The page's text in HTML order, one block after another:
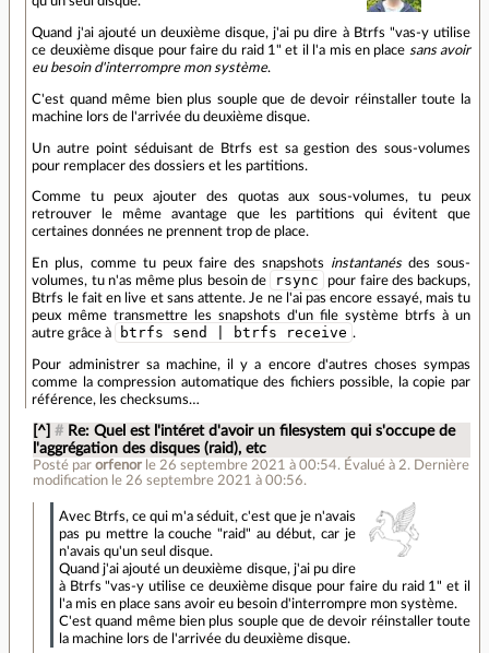
Quand j'ai ajouté un deuxième disque, j'ai pu dire à Btrfs "vas-y utilise
ce deuxième disque pour faire du raid 1" et il l'a mis en place sans avoir
eu besoin d'interrompre mon système.
C'est quand même bien plus souple que de devoir réinstaller toute la
machine lors de l'arrivée du deuxième disque.
Un autre point séduisant de Btrfs est sa gestion des sous-volumes
pour remplacer des dossiers et les partitions.
Comme tu peux ajouter des quotas aux sous-volumes, tu peux
retrouver le même avantage que les partitions qui évitent que
certaines données ne prennent trop de place.
En plus, comme tu peux faire des snapshots instantanésdes sous-
volumes, tu n'as même plus besoin de
rsync
pour faire des backups,
Btrfs le fait en live et sans attente. Je ne l'ai pas encore essayé, mais tu
peux même transmettre les snapshots d'un file système btrfs à un
autre grâce à
btrfs send | btrfs receive .
Pour administrer sa machine, il y a encore d'autres choses sympas
comme la compression automatique des fichiers possible, la copie par
référence, les checksums…
[^] # Re: Quel est l'intéret d'avoir un filesystem qui s'occupe de
l'aggrégation des disques (raid), etc
Posté par orfenor le 26 septembre 2021 à 00:54. Évalué à 2. Dernière
modification le 26 septembre 2021 à 00:56.
Avec Btrfs, ce qui m'a séduit, c'est que je n'avais
pas pu mettre la couche "raid" au début, car je
n'avais qu'un seul disque.
Quand j'ai ajouté un deuxième disque, j'ai pu dire
à Btrfs "vas-y utilise ce deuxième disque pour faire du raid 1" et il
l'a mis en place sans avoir eu besoin d'interrompre mon système.
C'est quand même bien plus souple que de devoir réinstaller toute
la machine lors de l'arrivée du deuxième disque.